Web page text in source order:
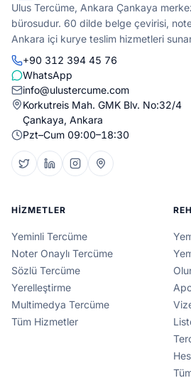
Ulus Tercüme, Ankara Çankaya
bürosudur. 60 dilde belge çevirisi,
Ankara içi kurye teslim hizmetleri
+90 312 394 45 76
WhatsApp
info@ulustercume.com
Korkutreis Mah. GMK Blv. No:32/4
Çankaya, Ankara
Pzt–Cum 09:00–18:30
HIZMETLER
Yeminli Tercüme
Noter Onaylı Tercüme
Sözlü Tercüme
Yerelleştirme
Multimedya Tercüme
Tüm Hizmetler